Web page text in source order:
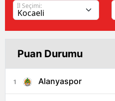
İl Seçimi:
Puan Durumu
1 Alanyaspor